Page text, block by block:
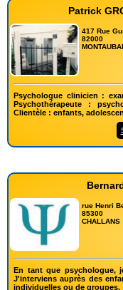
Patrick
417 Rue
82000
Psychologue clinicien :
Psychothérapeute :
Clientèle : enfants,
rue Henri
85300
CHALLANS
En tant que psychologue,
J'interviens auprès des
individuelles ou de groupes.